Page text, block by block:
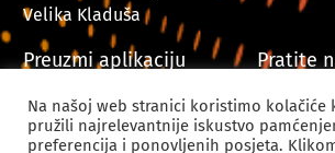
Velika Kladuša
Preuzmi aplikaciju Pratite
Na našoj web stranici koristimo kolačiće
pružili najrelevantnije iskustvo
preferencija i ponovljenih posjeta.